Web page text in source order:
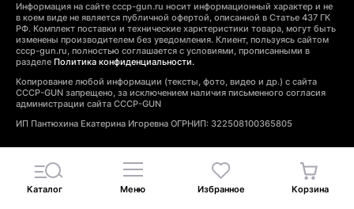
Информация на сайте cccp-gun.ru носит информационный характер и не
в коем виде не является публичной офертой, описанной в Статье 437 ГК
РФ. Комплект поставки и технические харктеристики товара, могут быть
изменены производителем без уведомления. Клиент, пользуясь сайтом
cccp-gun.ru, полностью соглашается с условиями, прописанными в
разделе Политика конфиденциальности.
Копирование любой информации (тексты, фото, видео и др.) с сайта
CCCP-GUN запрещено, за исключением наличия письменного согласия
администрации сайта CCCP-GUN
ИП Пантюхина Екатерина Игоревна ОГРНИП: 322508100365805
Каталог Меню Избранное Корзина